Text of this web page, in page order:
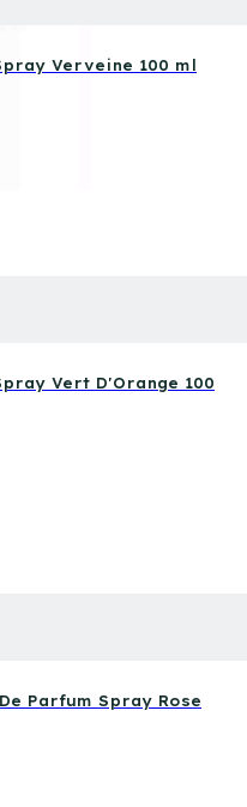
Verveine 100 ml
Vert D'Orange 100
Parfum Spray Rose